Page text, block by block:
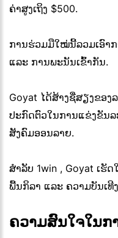
ຄ່າສູງເຖິງ $500.
ການຮ່ວມມືໃໝ່ນີ້ລວມເອົາ
ແລະ ການພະນັນເຂົ້າກັນ.
Goyat ໄດ້ສ້າງຊື່ສຽງຂອ
ປະກົດຕົວໃນການແຂ່ງຂັນ
ສັງຄົມອອນລາຍ.
ສຳລັບ 1win , Goyat ເ
ພື້ນກິລາ ແລະ ຄວາມບັນເທີ
ຄວາມສົນໃຈໃນກ